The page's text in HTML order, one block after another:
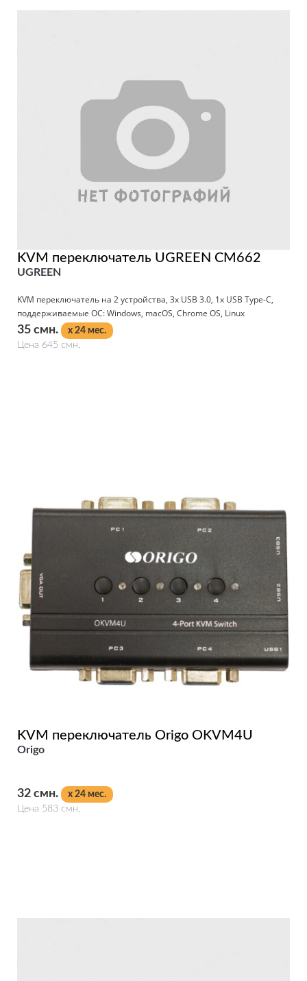
KVM переключатель UGREEN CM662
UGREEN
KVM переключатель на 2 устройства, 3x USB 3.0, 1x USB Type-C,
поддерживаемые ОС: Windows, macOS, Chrome OS, Linux
35 смн.
x 24 мес.
Цена 645 смн.
KVM переключатель Origo OKVM4U
Origo
32 смн.
x 24 мес.
Цена 583 смн.